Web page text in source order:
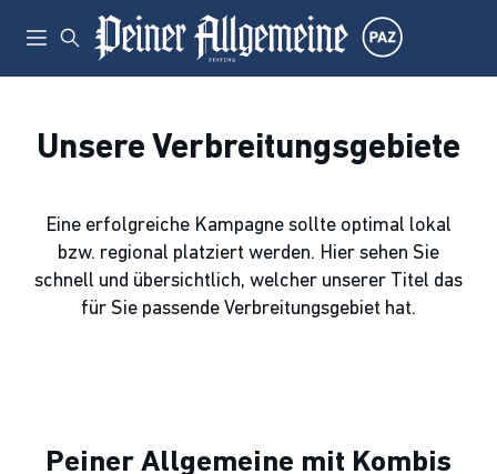
Unsere Verbreitungsgebiete
Eine erfolgreiche Kampagne sollte optimal lokal
bzw. regional platziert werden. Hier sehen Sie
schnell und übersichtlich, welcher unserer Titel das
für Sie passende Verbreitungsgebiet hat.
Peiner Allgemeine mit Kombis